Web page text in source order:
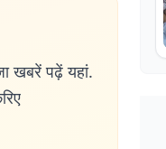
खबरें पढ़ें यहां.